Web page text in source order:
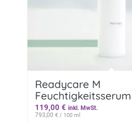
Readycare M
Feuchtigkeitsserum
119,00 € inkl. MwSt.
793,00 €/ 100 ml